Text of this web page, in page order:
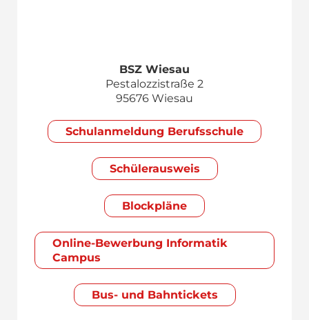
BSZ Wiesau
Pestalozzistraße 2
95676 Wiesau
Schul­anmeldung Berufsschule
Schülerausweis
Blockpläne
Online-Bewerbung Informatik
Campus
Bus- und Bahntickets